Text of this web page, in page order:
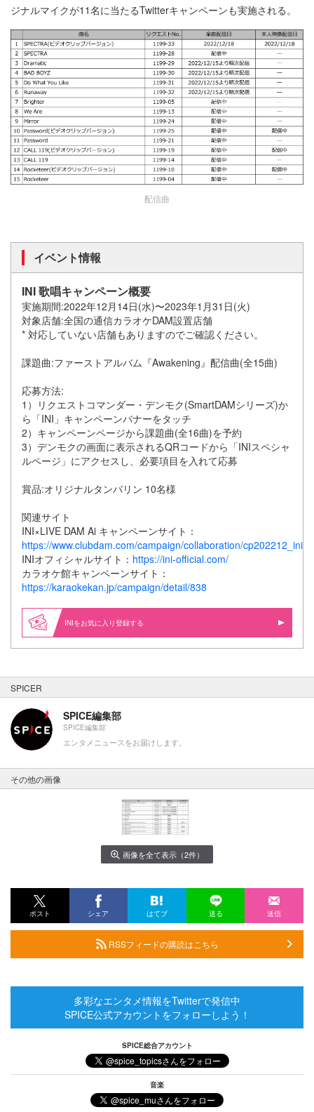
ジナルマイクが11名に当たるTwitterキャンペーンも実施される。
配信曲
イベント情報
INI 歌唱キャンペーン概要
実施期間:2022年12月14日(水)〜2023年1月31日(火)
対象店舗:全国の通信カラオケDAM設置店舗
* 対応していない店舗もありますのでご確認ください。
課題曲:ファーストアルバム『Awakening』配信曲(全15曲)
応募方法:
1）リクエストコマンダー・デンモク(SmartDAMシリーズ)か
ら「INI」キャンペーンバナーをタッチ
2）キャンペーンページから課題曲(全16曲)を予約
3）デンモクの画面に表示されるQRコードから「INIスペシャ
ルページ」にアクセスし、必要項目を入れて応募
賞品:オリジナルタンバリン 10名様
関連サイト
INI×LIVE DAM Ai キャンペーンサイト：
https://www.clubdam.com/campaign/collaboration/
INIオフィシャルサイト： https://ini-official.com/
カラオケ館キャンペーンサイト：
https://karaokekan.jp/campaign/detail/838
INIをお気に入り登録する
SPICER
SPICE編集部
SPICE編集部
エンタメニュースをお届けします。
その他の画像
画像を全て表示（2件）
ポスト シェア はてブ 送る 送信
RSSフィードの購読はこちら
多彩なエンタメ情報をTwitterで発信中
SPICE公式アカウントをフォローしよう！
SPICE総合アカウント
音楽